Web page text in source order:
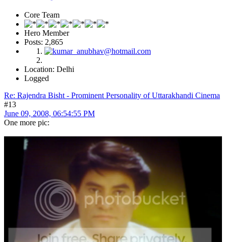
Core Team
Hero Member
Posts: 2,865
Location: Delhi
Logged
Re: Rajendra Bisht - Prominent Personality of Uttarakhandi Cinema
#13
June 09, 2008, 06:54:55 PM
One more pic: